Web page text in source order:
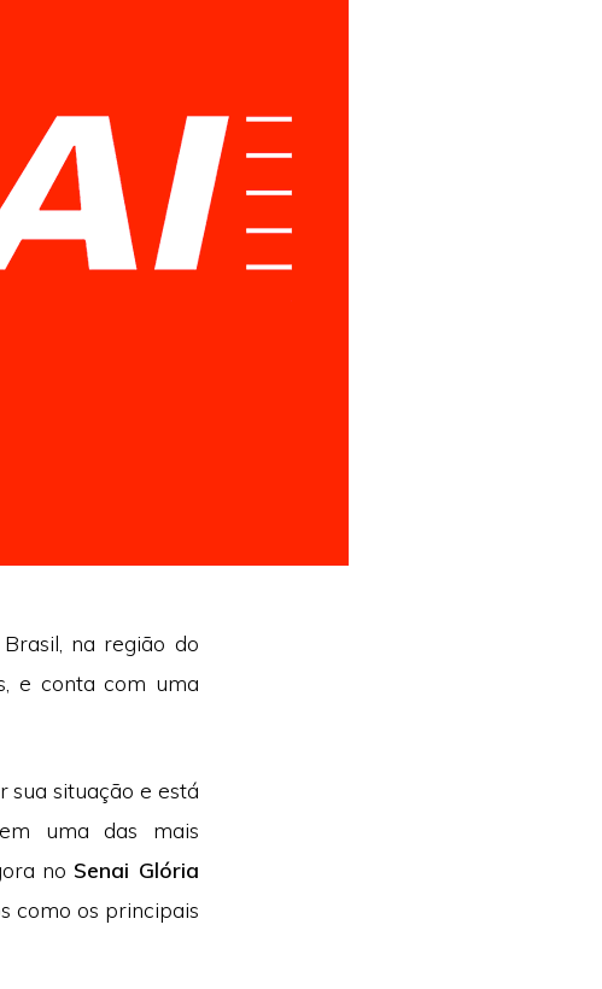
na região do
e conta com uma
sua situação e está
uma das mais
no Senai Glória
como os principais